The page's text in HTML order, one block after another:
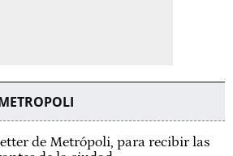
de Metrópoli, para recibir las